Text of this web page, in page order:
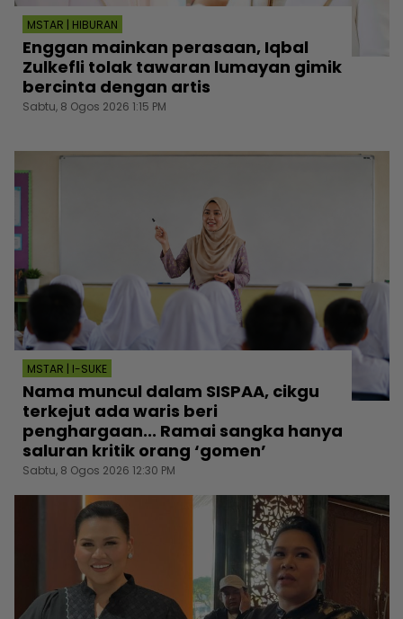
MSTAR | HIBURAN
Enggan mainkan perasaan, Iqbal
Zulkefli tolak tawaran lumayan gimik
bercinta dengan artis
Sabtu, 8 Ogos 2026 1:15 PM
MSTAR | I-SUKE
Nama muncul dalam SISPAA, cikgu
terkejut ada waris beri
penghargaan... Ramai sangka hanya
saluran kritik orang ‘gomen’
Sabtu, 8 Ogos 2026 12:30 PM